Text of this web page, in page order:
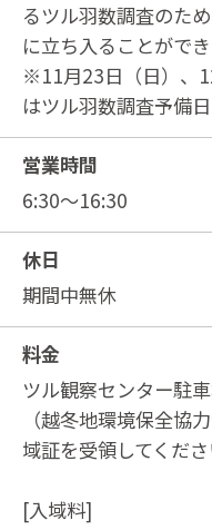
るツル羽数調査のた
に立ち入ることができ
※11月23日（日）、
はツル羽数調査予備日
営業時間
6:30～16:30
休日
期間中無休
料金
ツル観察センター駐
（越冬地環境保全協
域証を受領してくださ
[入域料]